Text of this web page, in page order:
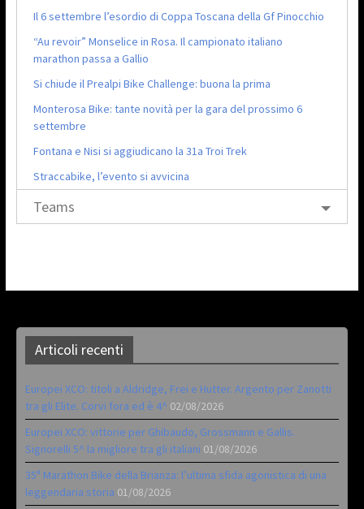
Il 6 settembre l’esordio di Coppa Toscana della Gf Pinocchio
“Au revoir” Monselice in Rosa. Il campionato italiano
marathon passa a Gallio
Si chiude il Prealpi Bike Challenge: buona la prima
Monterosa Bike: tante novità per la gara del prossimo 6
settembre
Fontana e Nisi si aggiudicano la 31a Troi Trek
Straccabike, l’evento si avvicina
Teams
Articoli recenti
Europei XCO: titoli a Aldridge, Frei e Hutter. Argento per Zanotti
tra gli Elite. Corvi fora ed è 4^ 02/08/2026
Europei XCO: vittorie per Ghibaudo, Grossmann e Gallis.
Signorelli 5^ la migliore tra gli italiani 01/08/2026
35ª Marathon Bike della Brianza: l’ultima sfida agonistica di una
leggendaria storia 01/08/2026